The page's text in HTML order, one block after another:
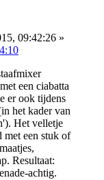
09:42:26 »
een ciabatta
er ook tijdens
het kader van
Het velletje
met een stuk of
Resultaat:
achtig.